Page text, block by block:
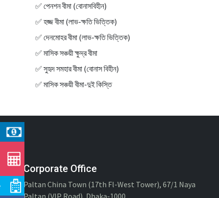
✅ পেনশন বীমা (বোনাসবিহীন)
✅ হজ্জ বীমা (লাভ-ক্ষতি ভিত্তিক)
✅ দেনমোহর বীমা (লাভ-ক্ষতি ভিত্তিক)
✅ মাসিক সঞ্চয়ী ক্ষুদ্র বীমা
✅ সুহৃদ সমহার বীমা (বোনাস বিহীন)
✅ মাসিক সঞ্চয়ী বীমা-দুই কিস্তি
Corporate Office
Paltan China Town (17th Fl-West Tower), 67/1 Naya